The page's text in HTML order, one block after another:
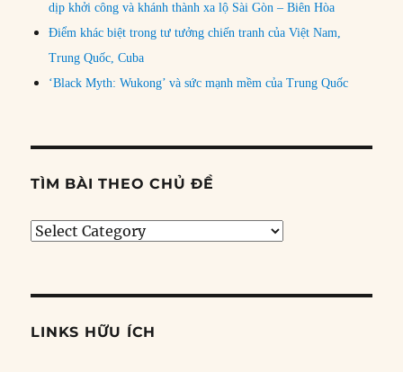
dịp khởi công và khánh thành xa lộ Sài Gòn – Biên Hòa
Điểm khác biệt trong tư tưởng chiến tranh của Việt Nam,
Trung Quốc, Cuba
‘Black Myth: Wukong’ và sức mạnh mềm của Trung Quốc
TÌM BÀI THEO CHỦ ĐỀ
Tìm
đề
LINKS HỮU ÍCH